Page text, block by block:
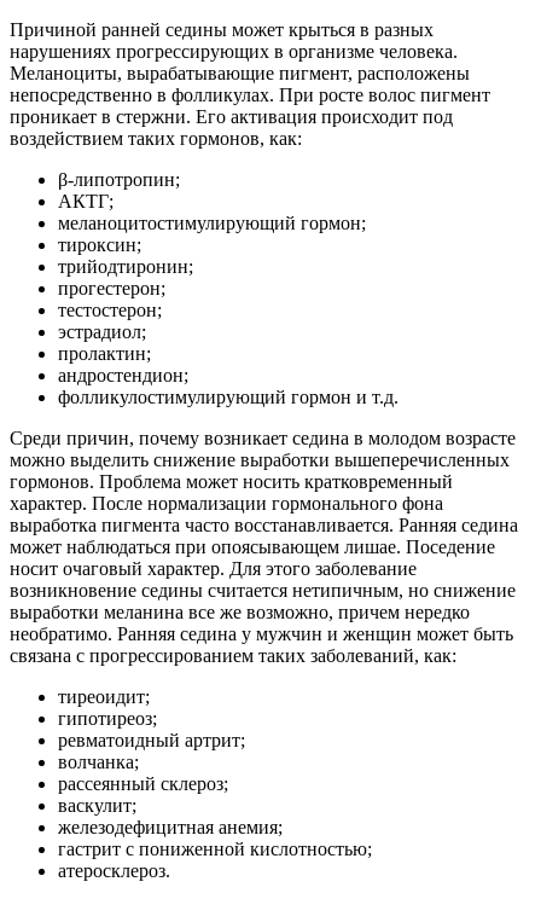
Причиной ранней седины может крыться в разных
нарушениях прогрессирующих в организме человека.
Меланоциты, вырабатывающие пигмент, расположены
непосредственно в фолликулах. При росте волос пигмент
проникает в стержни. Его активация происходит под
воздействием таких гормонов, как:
β-липотропин;
АКТГ;
меланоцитостимулирующий гормон;
тироксин;
трийодтиронин;
прогестерон;
тестостерон;
эстрадиол;
пролактин;
андростендион;
фолликулостимулирующий гормон и т.д.
Среди причин, почему возникает седина в молодом возрасте
можно выделить снижение выработки вышеперечисленных
гормонов. Проблема может носить кратковременный
характер. После нормализации гормонального фона
выработка пигмента часто восстанавливается. Ранняя седина
может наблюдаться при опоясывающем лишае. Поседение
носит очаговый характер. Для этого заболевание
возникновение седины считается нетипичным, но снижение
выработки меланина все же возможно, причем нередко
необратимо. Ранняя седина у мужчин и женщин может быть
связана с прогрессированием таких заболеваний, как:
тиреоидит;
гипотиреоз;
ревматоидный артрит;
волчанка;
рассеянный склероз;
васкулит;
железодефицитная анемия;
гастрит с пониженной кислотностью;
атеросклероз.